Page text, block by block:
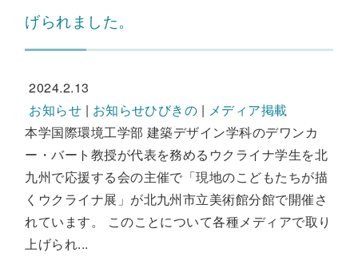
げられました。
2024.2.13
お知らせ | お知らせひびきの | メディア掲載
本学国際環境工学部 建築デザイン学科のデワンカ
ー・バート教授が代表を務めるウクライナ学生を北
九州で応援する会の主催で「現地のこどもたちが描
くウクライナ展」が北九州市立美術館分館で開催さ
れています。 このことについて各種メディアで取り
上げられ...